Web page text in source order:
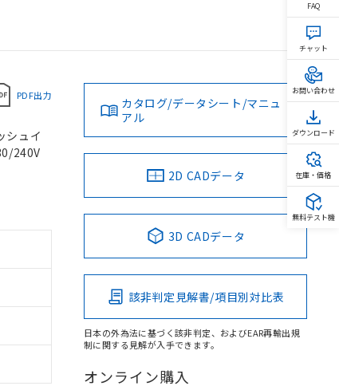
PDF出力
シュイ
240V
カタログ/データシート/マニュ
アル
2D CADデータ
3D CADデータ
該非判定見解書/項目別対比表
日本の外為法に基づく該非判定、およびEAR再輸出規
制に関する見解が入手できます。
オンライン購入
FAQ
チャット
お問い合わせ
ダウンロード
在庫・価格
無料テスト機